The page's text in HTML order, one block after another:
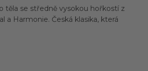
těla se středně vysokou hořkostí z
a Harmonie. Česká klasika, která